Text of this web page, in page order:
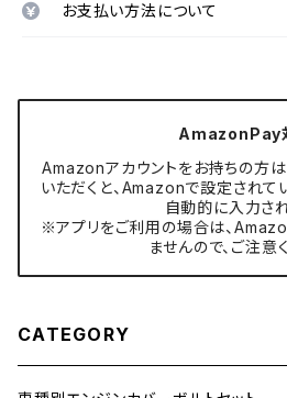
お支払い方法について
AmazonPay
Amazonアカウントをお持ちの方
いただくと、Amazonで設定され
自動的に入力され
※アプリをご利用の場合は、
ませんので、ご注意
CATEGORY